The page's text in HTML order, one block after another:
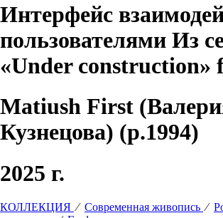
Интерфейс
пользователями Из
«Under construction»
Matiush First
Кузнецова) (р.1994)
2025 г.
КОЛЛЕКЦИЯ ⁄ Современная живопись ⁄